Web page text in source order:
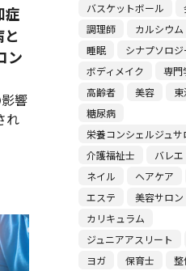
症
ン
響
れ
バスケットボール
調理師
カルシウム
睡眠
シナプソロジ
ボディメイク
専門
高齢者
美容
糖尿病
栄養コンシェルジュサ
介護福祉士
バレエ
ネイル
ヘアケア
エステ
美容サロン
カリキュラム
ジュニアアスリート
ヨガ
保育士
整